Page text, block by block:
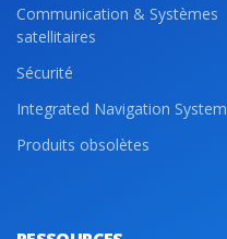
Communication & Systèmes
satellitaires
Sécurité
Integrated Navigation System
Produits obsolètes